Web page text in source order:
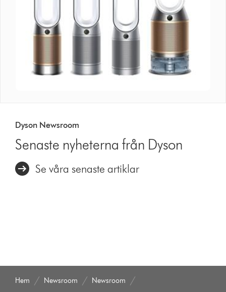
Dyson Newsroom
Senaste nyheterna från Dyson
Se våra senaste artiklar
Hem Newsroom Newsroom